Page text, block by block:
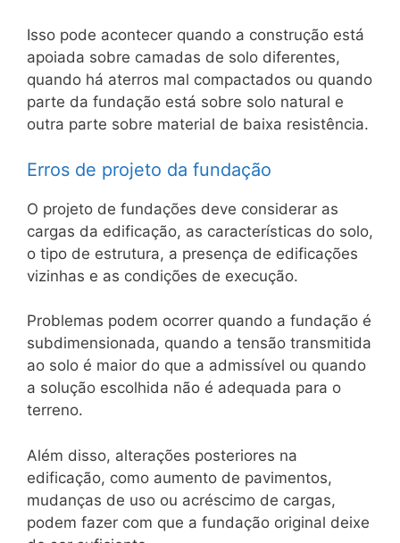
Isso pode acontecer quando a construção está
apoiada sobre camadas de solo diferentes,
quando há aterros mal compactados ou quando
parte da fundação está sobre solo natural e
outra parte sobre material de baixa resistência.
Erros de projeto da fundação
O projeto de fundações deve considerar as
cargas da edificação, as características do solo,
o tipo de estrutura, a presença de edificações
vizinhas e as condições de execução.
Problemas podem ocorrer quando a fundação é
subdimensionada, quando a tensão transmitida
ao solo é maior do que a admissível ou quando
a solução escolhida não é adequada para o
terreno.
Além disso, alterações posteriores na
edificação, como aumento de pavimentos,
mudanças de uso ou acréscimo de cargas,
podem fazer com que a fundação original deixe